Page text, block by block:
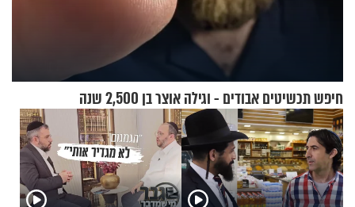
חיפש תכשיטים אבודים - וגילה אוצר בן 2,500 שנה